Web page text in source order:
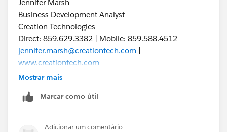
Jennifer Marsh
Business Development Analyst
Creation Technologies
Direct: 859.629.3382 | Mobile: 859.588.4512
jennifer.marsh@creationtech.com |
www.creationtech.com
Mostrar mais
Marcar como útil
Adicionar um comentário